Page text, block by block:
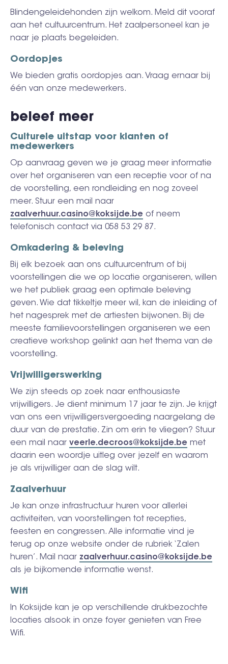
Blindengeleidehonden zijn welkom. Meld dit vooraf
aan het cultuurcentrum. Het zaalpersoneel kan je
naar je plaats begeleiden.
Oordopjes
We bieden gratis oordopjes aan. Vraag ernaar bij
één van onze medewerkers.
beleef meer
Culturele uitstap voor klanten of
medewerkers
Op aanvraag geven we je graag meer informatie
over het organiseren van een receptie voor of na
de voorstelling, een rondleiding en nog zoveel
meer. Stuur een mail naar
zaalverhuur.casino@koksijde.be of neem
telefonisch contact via 058 53 29 87.
Omkadering & beleving
Bij elk bezoek aan ons cultuurcentrum of bij
voorstellingen die we op locatie organiseren, willen
we het publiek graag een optimale beleving
geven. Wie dat tikkeltje meer wil, kan de inleiding of
het nagesprek met de artiesten bijwonen. Bij de
meeste familievoorstellingen organiseren we een
creatieve workshop gelinkt aan het thema van de
voorstelling.
Vrijwilligerswerking
We zijn steeds op zoek naar enthousiaste
vrijwilligers. Je dient minimum 17 jaar te zijn. Je krijgt
van ons een vrijwilligersvergoeding naargelang de
duur van de prestatie. Zin om erin te vliegen? Stuur
een mail naar veerle.decroos@koksijde.be met
daarin een woordje uitleg over jezelf en waarom
je als vrijwilliger aan de slag wilt.
Zaalverhuur
Je kan onze infrastructuur huren voor allerlei
activiteiten, van voorstellingen tot recepties,
feesten en congressen. Alle informatie vind je
terug op onze website onder de rubriek ‘Zalen
huren’. Mail naar zaalverhuur.casino@koksijde.be
als je bijkomende informatie wenst.
Wifi
In Koksijde kan je op verschillende drukbezochte
locaties alsook in onze foyer genieten van Free
Wifi.